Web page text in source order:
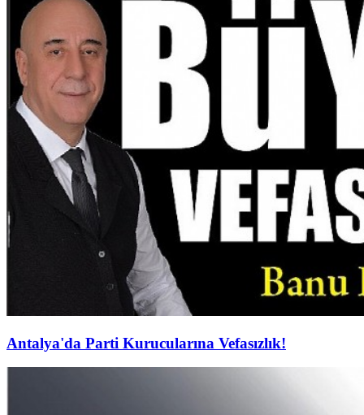
Antalya'da Parti Kurucularına Vefasızlık!